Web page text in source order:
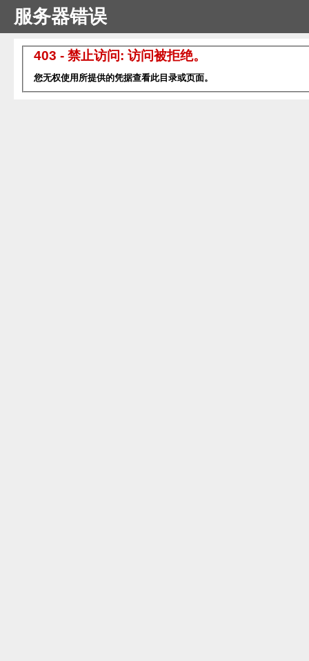
服务器错误
403 - 禁止访问: 访问被拒绝。
您无权使用所提供的凭据查看此目录或页面。